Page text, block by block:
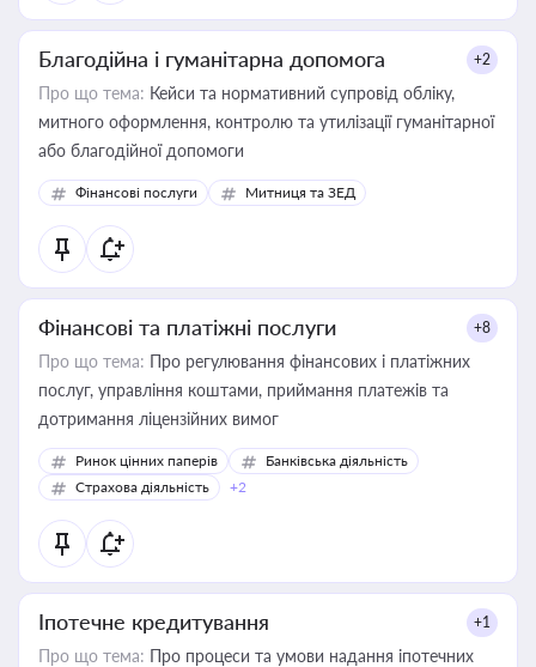
Благодійна і гуманітарна допомога +2
Про що тема: Кейси та нормативний супровід обліку,
митного оформлення, контролю та утилізації гуманітарної
або благодійної допомоги
Фінансові послуги Митниця та ЗЕД
Фінансові та платіжні послуги +8
Про що тема: Про регулювання фінансових і платіжних
послуг, управління коштами, приймання платежів та
дотримання ліцензійних вимог
Ринок цінних паперів
Банківська діяльність
Страхова діяльність
+2
Іпотечне кредитування +1
Про що тема: Про процеси та умови надання іпотечних